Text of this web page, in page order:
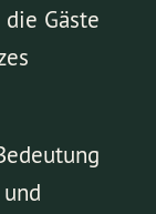
Gäste